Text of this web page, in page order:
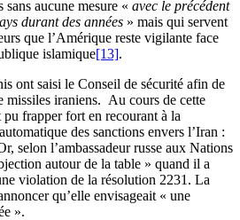
sans aucune mesure « avec le précédent
durant des années » mais qui servent
que l’Amérique reste vigilante face
islamique[13].
ont saisi le Conseil de sécurité afin de
missiles iraniens. Au cours de cette
frapper fort en recourant à la
des sanctions envers l’Iran :
selon l’ambassadeur russe aux Nations
autour de la table » quand il a
violation de la résolution 2231. La
qu’elle envisageait « une
».